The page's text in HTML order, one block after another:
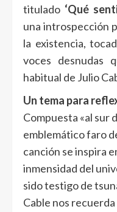
titulado ‘Qué
una introspección
la existencia,
voces desnudas
habitual de Julio
Un tema para
Compuesta «al sur
emblemático faro
canción se inspira
inmensidad del
sido testigo de
Cable nos